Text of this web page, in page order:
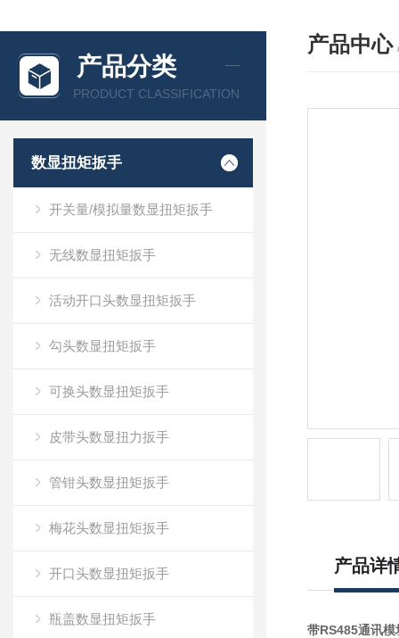
产品分类
PRODUCT CLASSIFICATION
数显扭矩扳手
开关量/模拟量数显扭矩扳手
无线数显扭矩扳手
活动开口头数显扭矩扳手
勾头数显扭矩扳手
可换头数显扭矩扳手
皮带头数显扭力扳手
管钳头数显扭矩扳手
梅花头数显扭矩扳手
开口头数显扭矩扳手
瓶盖数显扭矩扳手
产品中心
产品详
带RS485通讯